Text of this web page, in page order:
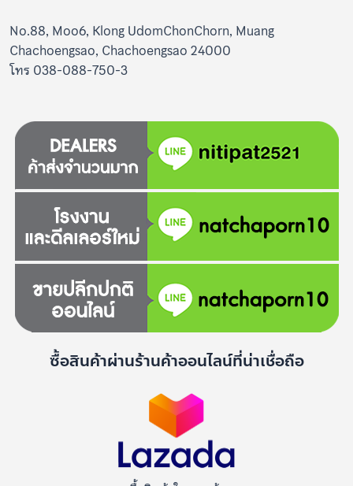
No.88, Moo6, Klong UdomChonChorn, Muang
Chachoengsao, Chachoengsao 24000
โทร 038-088-750-3
ซื้อสินค้าผ่านร้านค้าออนไลน์ที่น่าเชื่อถือ